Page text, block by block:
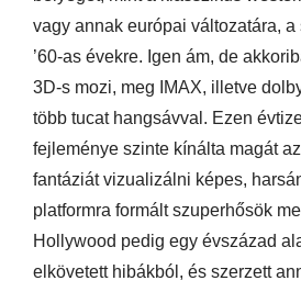
vagy annak európai változatára, a
’60-as évekre. Igen ám, de
3D-s mozi, meg IMAX, illetve
több tucat hangsávval. Ezen
fejleménye szinte kínálta magát
fantáziát vizualizálni képes,
platformra formált szuperhősök
Hollywood pedig egy évszázad
elkövetett hibákból, és szerzett